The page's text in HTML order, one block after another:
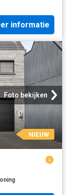
informatie
Foto bekijken
NIEUW